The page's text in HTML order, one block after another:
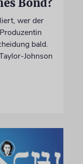
Bond?
wer der
bald.
Johnson